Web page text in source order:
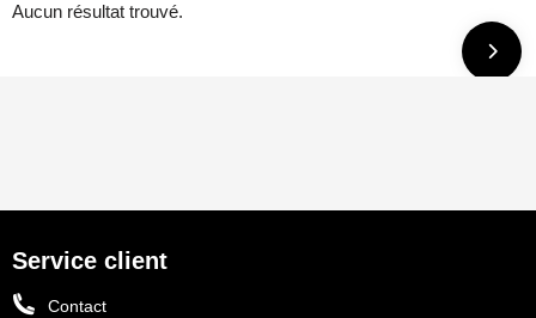
Aucun résultat trouvé.
Service client
Contact